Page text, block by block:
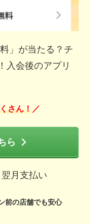
」が当たる？チ
入会後のアプリ
さん！／
ら
月支払い
前の店舗でも安心